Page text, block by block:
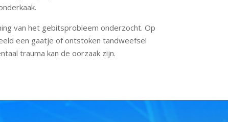
van het gebitsprobleem onderzocht. Op
een gaatje of ontstoken tandweefsel
trauma kan de oorzaak zijn.